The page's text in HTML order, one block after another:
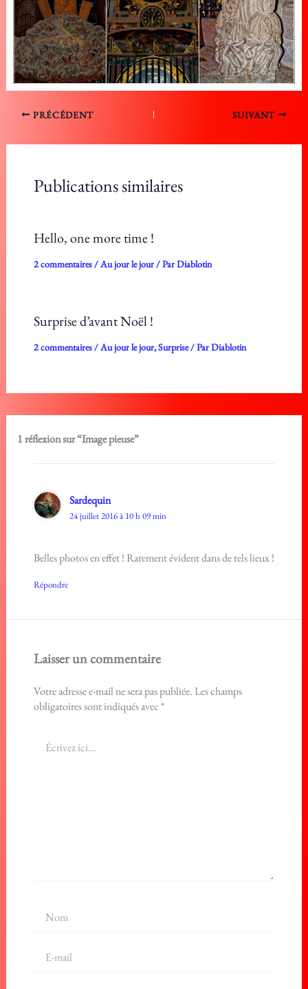
PRÉCÉDENT SUIVANT
Publications similaires
Hello, one more time !
2 commentaires/Au jour le jour/ ParDiablotin
Surprise d’avant Noël !
2 commentaires/Au jour le jour,Surprise/ ParDiablotin
1 réflexion sur “Image pieuse”
Sardequin
24 juillet 2016 à 10 h 09 min
Belles photos en effet ! Rarement évident dans de tels lieux !
Répondre
Laisser un commentaire
Votre adresse e-mail ne sera pas publiée.Les champs
obligatoires sont indiqués avec *
ici…
mail